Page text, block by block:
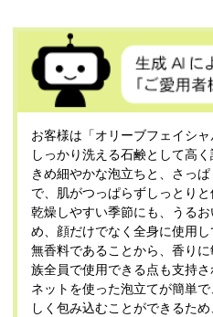
お客様は「オリーブフェイシ
しっかり洗える石鹸として高く
きめ細やかな泡立ちと、さっ
で、肌がつっぱらずしっとりと
乾燥しやすい季節にも、うる
め、顔だけでなく全身に使用し
無香料であることから、香り
族全員で使用できる点も支持さ
ネットを使った泡立てが簡単
しく包み込むことができるた